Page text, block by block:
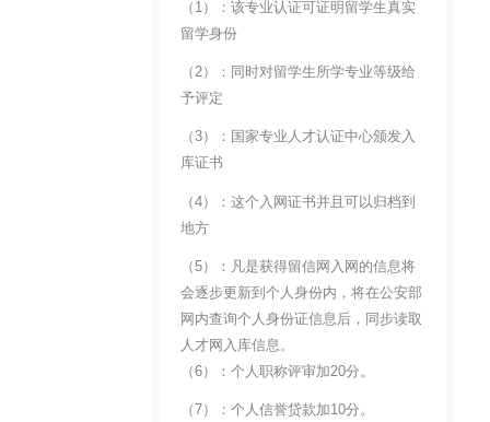
（1）：该专业认证可证明留学生真实
留学身份
（2）：同时对留学生所学专业等级给
予评定
（3）：国家专业人才认证中心颁发入
库证书
（4）：这个入网证书并且可以归档到
地方
（5）：凡是获得留信网入网的信息将
会逐步更新到个人身份内，将在公安部
网内查询个人身份证信息后，同步读取
人才网入库信息。
（6）：个人职称评审加20分。
（7）：个人信誉贷款加10分。